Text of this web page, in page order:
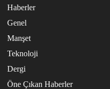
Haberler
Genel
Manşet
Teknoloji
Dergi
Öne Çıkan Haberler